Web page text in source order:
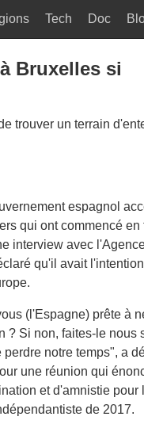
Tech Doc
Bruxelles si
trouver un terrain
espagnol
qui ont commencé en
interview avec
qu'il avait
(l'Espagne) prête à
? Si non, faites-le nous
notre temps", a
une réunion qui
et d'amnistie pour
de 2017.